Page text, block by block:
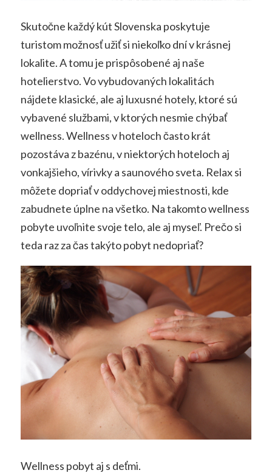
Skutočne každý kút Slovenska poskytuje
turistom možnosť užiť si niekoľko dní v krásnej
lokalite. A tomu je prispôsobené aj naše
hotelierstvo. Vo vybudovaných lokalitách
nájdete klasické, ale aj luxusné hotely, ktoré sú
vybavené službami, v ktorých nesmie chýbať
wellness. Wellness v hoteloch často krát
pozostáva z bazénu, v niektorých hoteloch aj
vonkajšieho, vírivky a saunového sveta. Relax si
môžete dopriať v oddychovej miestnosti, kde
zabudnete úplne na všetko. Na takomto wellness
pobyte uvoľnite svoje telo, ale aj myseľ. Prečo si
teda raz za čas takýto pobyt nedopriať?
Wellness pobyt aj s deťmi.